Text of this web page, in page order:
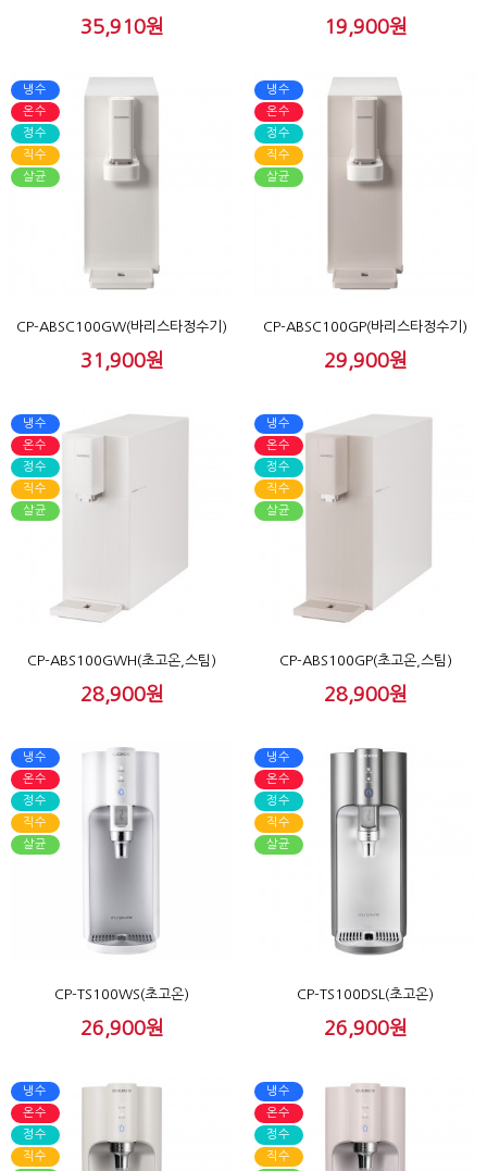
35,910원 19,900원
CP-ABSC100GW(바리스타정수기)
31,900원
냉수
온수
정수
직수
살균
CP-ABSC100GP(바리스타정수기)
29,900원
냉수
온수
정수
직수
살균
CP-ABS100GWH(초고온,스팀)
28,900원
냉수
온수
정수
직수
살균
CP-ABS100GP(초고온,스팀)
28,900원
냉수
온수
정수
직수
살균
CP-TS100WS(초고온)
26,900원
냉수
온수
정수
직수
살균
CP-TS100DSL(초고온)
26,900원
냉수
온수
정수
직수
살균
냉수
온수
정수
직수
냉수
온수
정수
직수